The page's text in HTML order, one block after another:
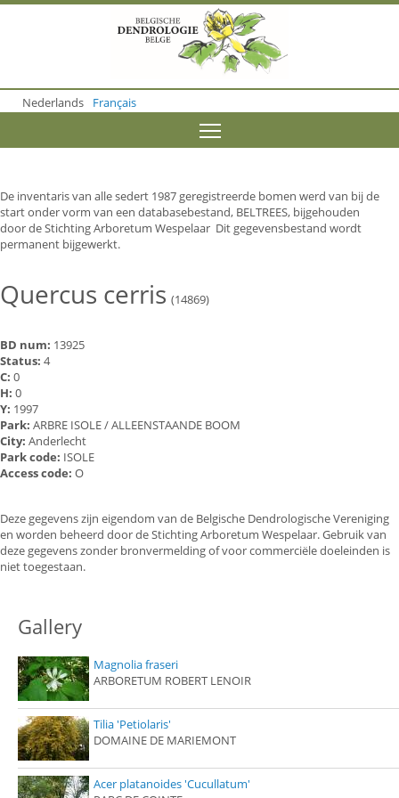
o
m
o
n
t
e
n
Nederlands Français
De inventaris van alle sedert 1987 geregistreerde bomen werd van bij de
start onder vorm van een databasebestand, BELTREES, bijgehouden
door de Stichting Arboretum Wespelaar Dit gegevensbestand wordt
permanent bijgewerkt.
Quercus cerris (14869)
BD num: 13925
Status: 4
C: 0
H: 0
Y: 1997
Park: ARBRE ISOLE / ALLEENSTAANDE BOOM
City: Anderlecht
Park code: ISOLE
Access code: O
Deze gegevens zijn eigendom van de Belgische Dendrologische Vereniging
en worden beheerd door de Stichting Arboretum Wespelaar. Gebruik van
deze gegevens zonder bronvermelding of voor commerciële doeleinden is
niet toegestaan.
Gallery
Magnolia fraseri
ARBORETUM ROBERT LENOIR
Tilia 'Petiolaris'
DOMAINE DE MARIEMONT
Acer platanoides 'Cucullatum'